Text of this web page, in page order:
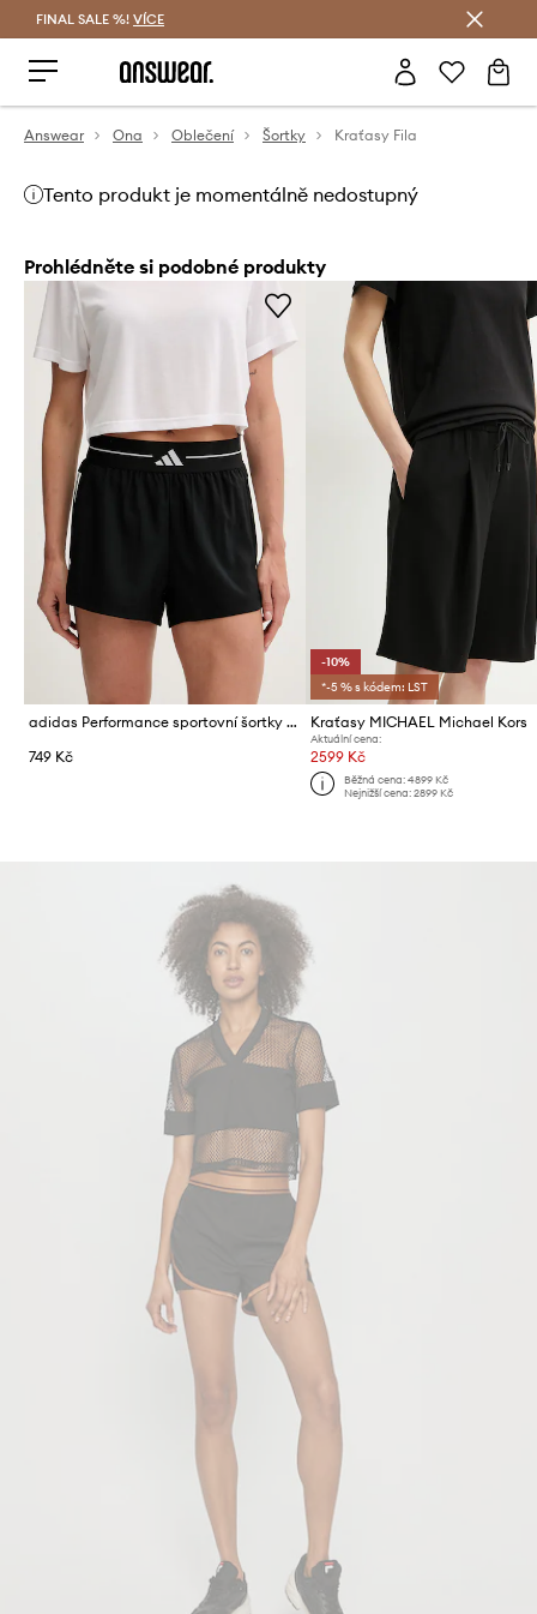
FINAL SALE %! VÍCE
Answear Ona Oblečení Šortky Kraťasy Fila
Tento produkt je momentálně nedostupný
Prohlédněte si podobné produkty
adidas Performance sportovní šortky dámské Hyperglam
749 Kč
-10%
*-5 % s kódem: LST
Kraťasy MICHAEL Michael Kors
Aktuální cena:
2599 Kč
Běžná cena: 4899 Kč
Nejnižší cena: 2899 Kč